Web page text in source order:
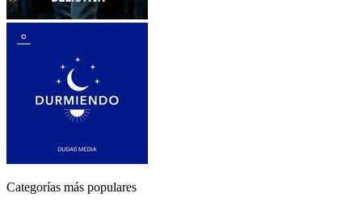
Categorías más populares